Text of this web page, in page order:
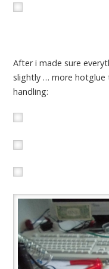
After i made sure
slightly … more hotglue
handling: